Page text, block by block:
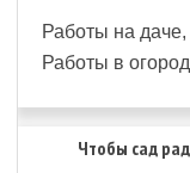
Работы на
Работы в
Чтобы сад